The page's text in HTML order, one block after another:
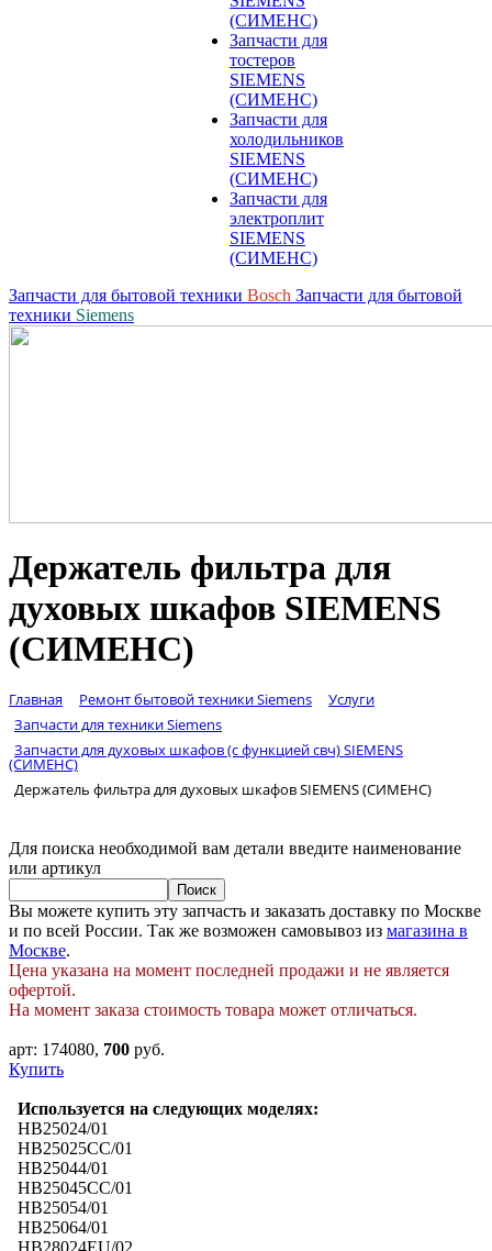
(СИМЕНС)
Запчасти для
тостеров
SIEMENS
(СИМЕНС)
Запчасти для
холодильников
SIEMENS
(СИМЕНС)
Запчасти для
электроплит
SIEMENS
(СИМЕНС)
Запчасти для бытовой техники Bosch Запчасти для бытовой
техники Siemens
Держатель фильтра для
духовых шкафов SIEMENS
(СИМЕНС)
Главная Ремонт бытовой техники Siemens
Услуги
Запчасти для техники Siemens
Запчасти для духовых шкафов (с функцией свч) SIEMENS
(СИМЕНС)
Держатель фильтра для духовых шкафов SIEMENS (СИМЕНС)
Для поиска необходимой вам детали введите наименование
или артикул
Вы можете купить эту запчасть и заказать доставку по Москве
и по всей России. Так же возможен самовывоз из магазина в
Москве.
Цена указана на момент последней продажи и не является
офертой.
На момент заказа стоимость товара может отличаться.
арт: 174080, 700 руб.
Купить
Используется на следующих моделях:
HB25024/01
HB25025CC/01
HB25044/01
HB25045CC/01
HB25054/01
HB25064/01